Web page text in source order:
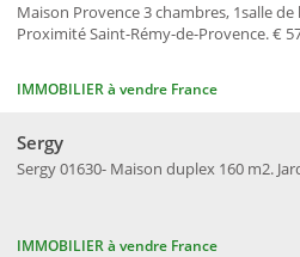
IMMOBILIER à vendre France
Maison Provence 3 chambres, 1salle
Proximité Saint-Rémy-de-Provence. €
IMMOBILIER à vendre France
Sergy 01630- Maison duplex 160 m2.
Sergy